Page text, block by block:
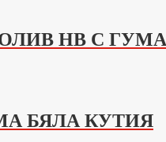
НВ С ГУМА
БЯЛА КУТИЯ